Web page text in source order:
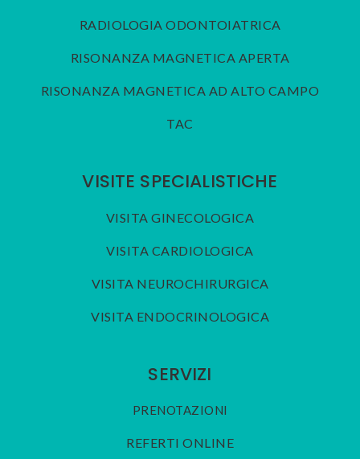
RADIOLOGIA ODONTOIATRICA
RISONANZA MAGNETICA APERTA
RISONANZA MAGNETICA AD ALTO CAMPO
TAC
VISITE SPECIALISTICHE
VISITA GINECOLOGICA
VISITA CARDIOLOGICA
VISITA NEUROCHIRURGICA
VISITA ENDOCRINOLOGICA
SERVIZI
PRENOTAZIONI
REFERTI ONLINE